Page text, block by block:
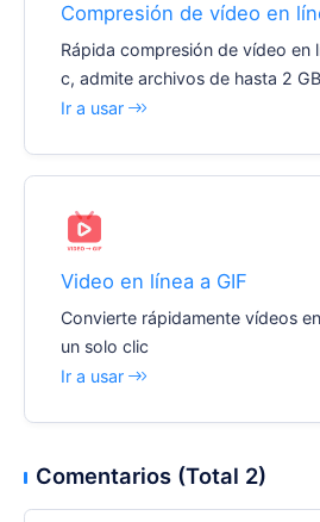
Compresión de vídeo en
Rápida compresión de vídeo en
c, admite archivos de hasta 2 GB
Ir a usar
Video en línea a GIF
Convierte rápidamente vídeos
un solo clic
Ir a usar
Comentarios (Total 2)